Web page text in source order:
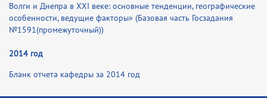
Волги и Днепра в XXI веке: основные тенденции, географические
особенности, ведущие факторы» (Базовая часть Госзадания
№1591(промежуточный))
2014 год
Бланк отчета кафедры за 2014 год